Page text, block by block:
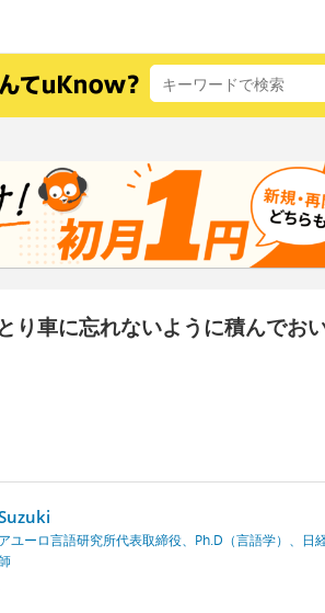
り車に忘れないように積んでお
ユーロ言語研究所代表取締役、Ph.D（言語学）、日